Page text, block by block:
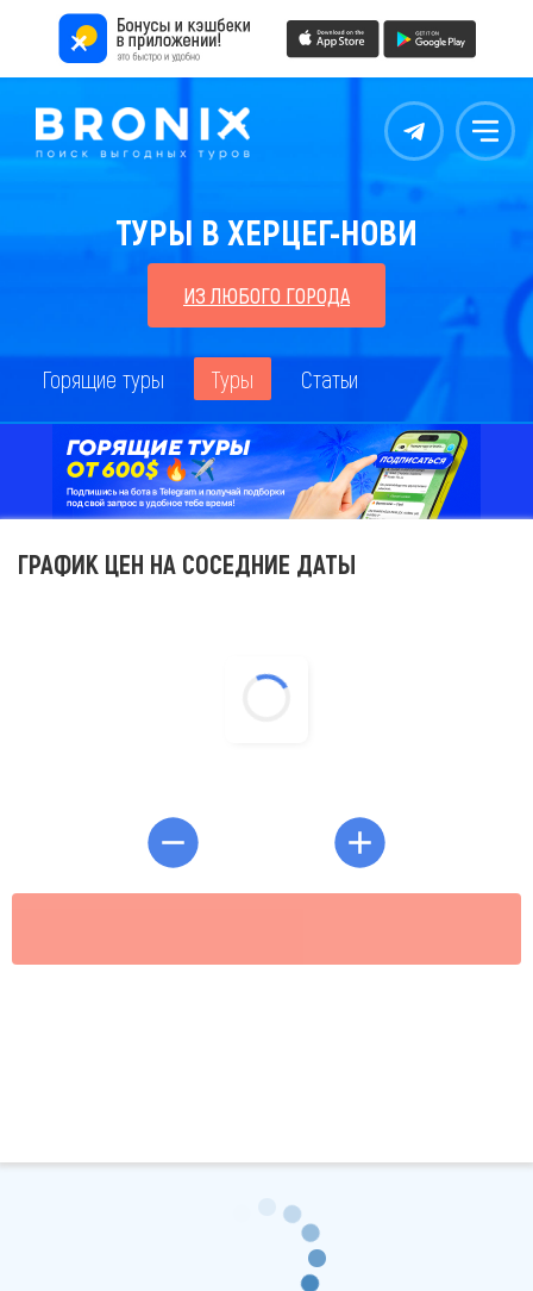
Контакты Меню
ТУРЫ В ХЕРЦЕГ-НОВИ
ИЗ ЛЮБОГО ГОРОДА
Горящие туры Туры Статьи
ГРАФИК ЦЕН НА СОСЕДНИЕ ДАТЫ